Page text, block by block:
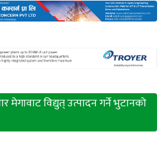
विद्युत् उत्पादन गर्ने भुटानको